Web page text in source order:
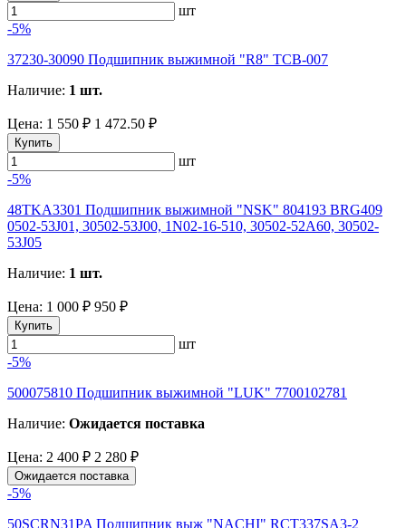
шт
-5%
37230-30090 Подшипник выжимной "R8" TCB-007
Наличие: 1 шт.
Цена: 1 550 ₽ 1 472.50 ₽
Купить
шт
-5%
48TKA3301 Подшипник выжимной "NSK" 804193 BRG409
0502-53J01, 30502-53J00, 1N02-16-510, 30502-52A60, 30502-
53J05
Наличие: 1 шт.
Цена: 1 000 ₽ 950 ₽
Купить
шт
-5%
500075810 Подшипник выжимной "LUK" 7700102781
Наличие: Ожидается поставка
Цена: 2 400 ₽ 2 280 ₽
Ожидается поставка
-5%
50SCRN31PA Подшипник выж "NACHI" RCT337SA3-2